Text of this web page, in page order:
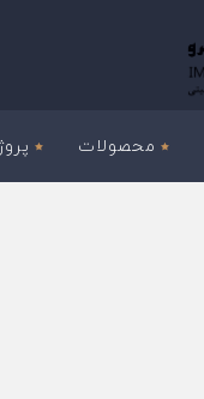
محصولات